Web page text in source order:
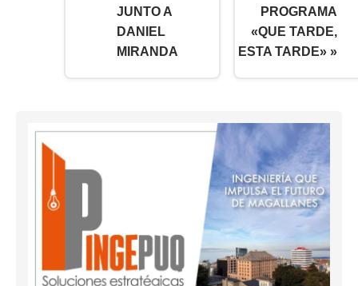
JUNTO A
DANIEL
MIRANDA
PROGRAMA
«QUE TARDE,
ESTA TARDE» »